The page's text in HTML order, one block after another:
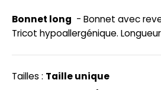
MODULABLES
IN EUROPE
BY PROMODORO
Bonnet long - Bonnet avec
Tricot hypoallergénique.
Tailles : Taille unique